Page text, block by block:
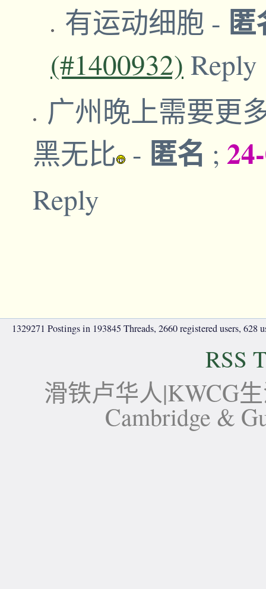
有运动细胞 -
(#1400932) Reply
广州晚上需要更
黑无比 - 匿名 ;
Reply
1329271 Postings in 193845 Threads, 2660 registered users, 628
RSS
滑铁卢华人|KWCG
Cambridge &